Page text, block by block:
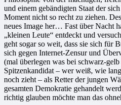
und einem gebändigten Staat der
Moment nicht so recht zu ziehen.
neues Image her… Fast über Nacht
„kleinen Leute“ entdeckt und
geht sogar so weit, dass sie sich für
sich gegen Internet-Zensur und
(mal überlegen was bei schwarz-
Spitzenkandidat – wer weiß, wie
noch zieht – als Retter der jungen
gesamten Demokratie gehandelt
richtig glauben möchte man das